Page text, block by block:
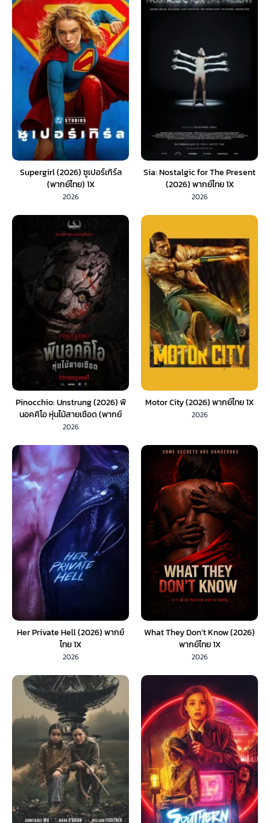
Supergirl (2026) ซูเปอร์เกิร์ล
(พากย์ไทย) 1X
2026
Sia: Nostalgic for The Present
(2026) พากย์ไทย 1X
2026
Pinocchio: Unstrung (2026) พิ
นอคคิโอ หุ่นไม้สายเชือด (พากย์
ไทย) 1X
2026
Motor City (2026) พากย์ไทย 1X
2026
Her Private Hell (2026) พากย์
ไทย 1X
2026
What They Don’t Know (2026)
พากย์ไทย 1X
2026